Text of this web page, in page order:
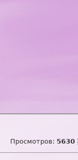
Просмотров: 5630